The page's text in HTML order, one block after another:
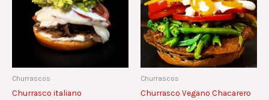
Churrascos
Churrasco italiano
Churrascos
Churrasco Vegano Chacarero